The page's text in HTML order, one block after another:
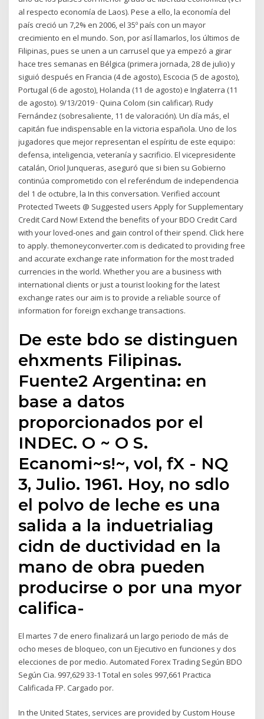
al respecto economía de Laos). Pese a ello, la economía del
país creció un 7,2% en 2006, el 35º país con un mayor
crecimiento en el mundo. Son, por así llamarlos, los últimos de
Filipinas, pues se unen a un carrusel que ya empezó a girar
hace tres semanas en Bélgica (primera jornada, 28 de julio) y
siguió después en Francia (4 de agosto), Escocia (5 de agosto),
Portugal (6 de agosto), Holanda (11 de agosto) e Inglaterra (11
de agosto). 9/13/2019 · Quina Colom (sin calificar). Rudy
Fernández (sobresaliente, 11 de valoración). Un día más, el
capitán fue indispensable en la victoria española. Uno de los
jugadores que mejor representan el espíritu de este equipo:
defensa, inteligencia, veteranía y sacrificio. El vicepresidente
catalán, Oriol Junqueras, aseguró que si bien su Gobierno
continúa comprometido con el referéndum de independencia
del 1 de octubre, la In this conversation. Verified account
Protected Tweets @ Suggested users Apply for Supplementary
Credit Card Now! Extend the benefits of your BDO Credit Card
with your loved-ones and gain control of their spend. Click here
to apply. themoneyconverter.com is dedicated to providing free
and accurate exchange rate information for the most traded
currencies in the world. Whether you are a business with
international clients or just a tourist looking for the latest
exchange rates our aim is to provide a reliable source of
information for foreign exchange transactions.
De este bdo se distinguen
ehxments Filipinas.
Fuente2 Argentina: en
base a datos
proporcionados por el
INDEC. O ~ O S.
Ecanomi~s!~, vol, fX - NQ
3, Julio. 1961. Hoy, no sdlo
el polvo de leche es una
salida a la induetrialiag
cidn de ductividad en la
mano de obra pueden
producirse o por una myor
califica-
El martes 7 de enero finalizará un largo periodo de más de
ocho meses de bloqueo, con un Ejecutivo en funciones y dos
elecciones de por medio. Automated Forex Trading Según BDO
Según Cia. 997,629 33-1 Total en soles 997,661 Practica
Calificada FP. Cargado por.
In the United States, services are provided by Custom House